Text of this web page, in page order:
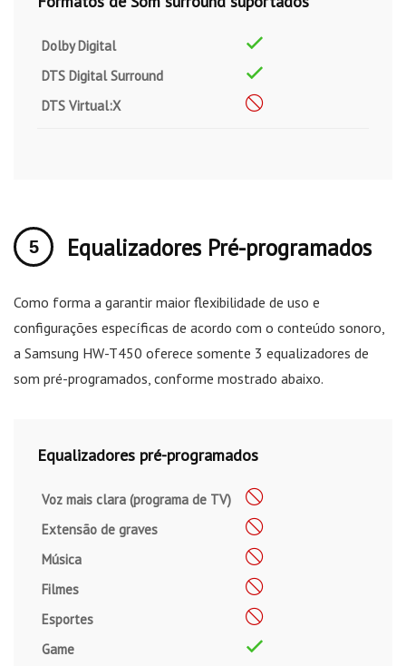
Dolby Digital
DTS Digital Surround
DTS Virtual:X
Equalizadores Pré-programados
Como forma a garantir maior flexibilidade de uso e
configurações específicas de acordo com o conteúdo sonoro,
a Samsung HW-T450 oferece somente 3 equalizadores de
som pré-programados, conforme mostrado abaixo.
Equalizadores pré-programados
Voz mais clara (programa de TV)
Extensão de graves
Música
Filmes
Esportes
Game